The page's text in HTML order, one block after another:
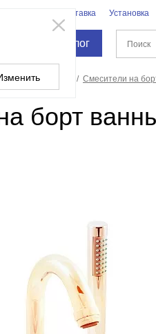
Доставка Установка
Каталог
Смесители Смесители на
борт